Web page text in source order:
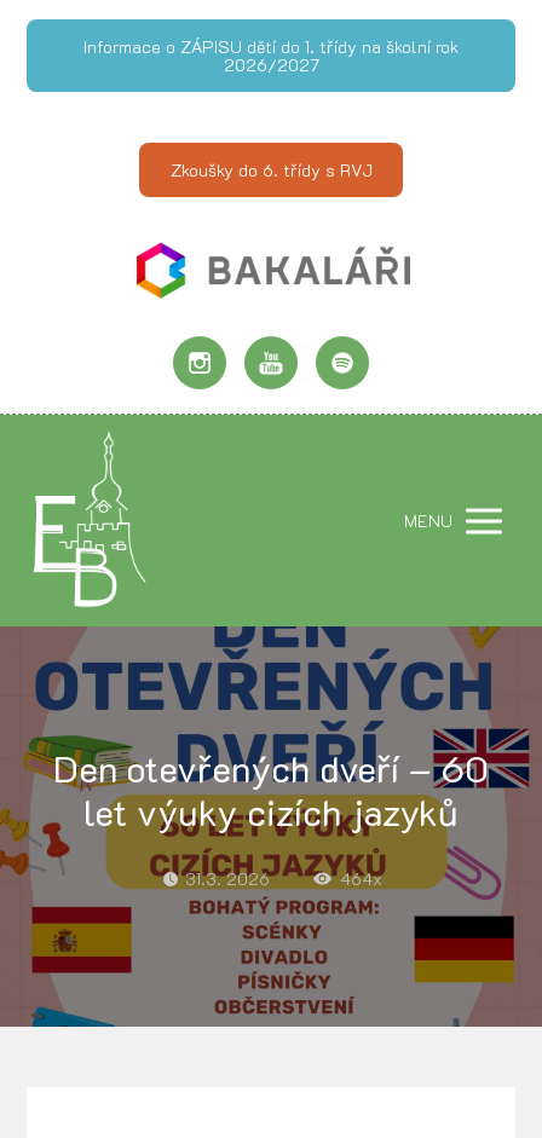
Informace o ZÁPISU dětí do 1. třídy na školní rok
2026/2027
Zkoušky do 6. třídy s RVJ
MENU
Den otevřených dveří – 60
let výuky cizích jazyků
31.3. 2026 464x